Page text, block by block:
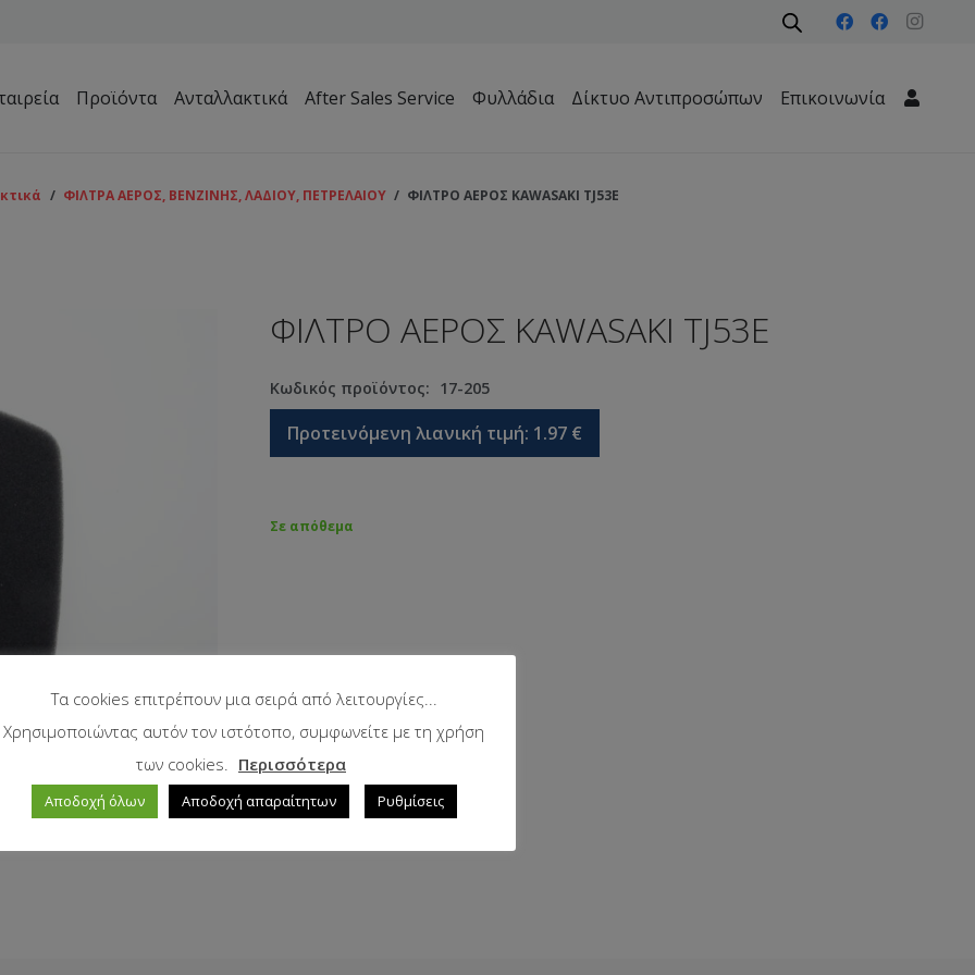
Προϊόντα Ανταλλακτικά After Sales Service Φυλλάδια Δίκτυο Αντιπροσώπων Επικοινωνία
/ ΦΙΛΤΡΑ ΑΕΡΟΣ, ΒΕΝΖΙΝΗΣ, ΛΑΔΙΟΥ, ΠΕΤΡΕΛΑΙΟΥ / ΦΙΛΤΡΟ ΑΕΡΟΣ KAWASAKI TJ53E
ΦΙΛΤΡΟ ΑΕΡΟΣ KAWASAKI TJ53E
Κωδικός προϊόντος: 17-205
Προτεινόμενη λιανική τιμή: 1.97 €
Σε απόθεμα
Τα cookies επιτρέπουν μια σειρά από λειτουργίες...
Χρησιμοποιώντας αυτόν τον ιστότοπο, συμφωνείτε με τη χρήση
των cookies. Περισσότερα
Αποδοχή όλων Αποδοχή απαραίτητων Ρυθμίσεις